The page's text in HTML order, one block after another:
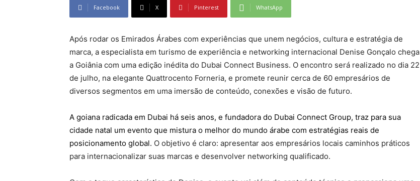
Facebook X Pinterest WhatsApp
Após rodar os Emirados Árabes com experiências que unem negócios, cultura e estratégia de
marca, a especialista em turismo de experiência e networking internacional Denise Gonçalo chega
a Goiânia com uma edição inédita do Dubai Connect Business. O encontro será realizado no dia 22
de julho, na elegante Quattrocento Forneria, e promete reunir cerca de 60 empresários de
diversos segmentos em uma imersão de conteúdo, conexões e visão de futuro.
A goiana radicada em Dubai há seis anos, e fundadora do Dubai Connect Group, traz para sua
cidade natal um evento que mistura o melhor do mundo árabe com estratégias reais de
posicionamento global. O objetivo é claro: apresentar aos empresários locais caminhos práticos
para internacionalizar suas marcas e desenvolver networking qualificado.